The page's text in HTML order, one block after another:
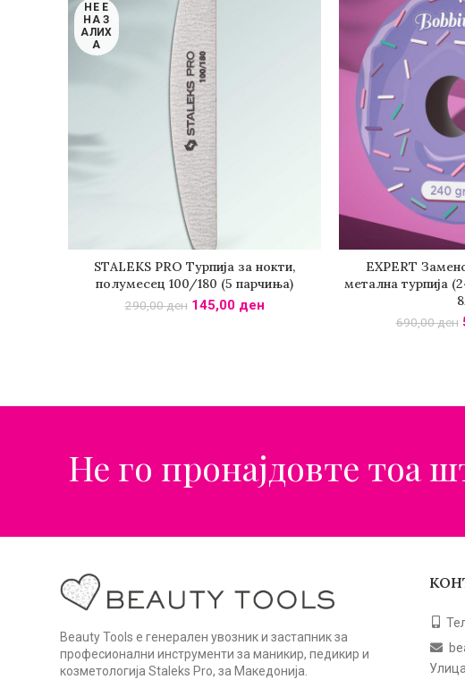
НЕ Е
НА З
АЛИХ
А
ПОВЕЌЕ
STALEKS PRO Турпија за нокти,
полумесец 100/180 (5 парчиња)
290,00ден 145,00 ден
ДОДАДИ
EXPERT
метална турпија
690,00ден
Не го пронајдовте тоа
Beauty Tools е генерален увозник и застапник за
професионални инструменти за маникир, педикир и
козметологија Staleks Pro, за Македонија.